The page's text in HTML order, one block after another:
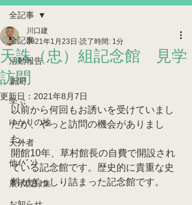
全記事
活動報告
新聞
学ぶ
ゆかりの地
天外者
他ｲﾍﾞﾝﾄ
展示図録集
全記事
天誅（忠）組記念館 見学
訪問
川口建
2021年1月23日 読了時間: 1分
更新日： 2021年8月7日
以前から何回もお誘いを受けていまし
たが、やっと訪問の機会がありまし
た。
開館10年、草村館長の自費で開設され
ている記念館です。歴史的に貴重な史
料がぎっしり詰まった記念館です。